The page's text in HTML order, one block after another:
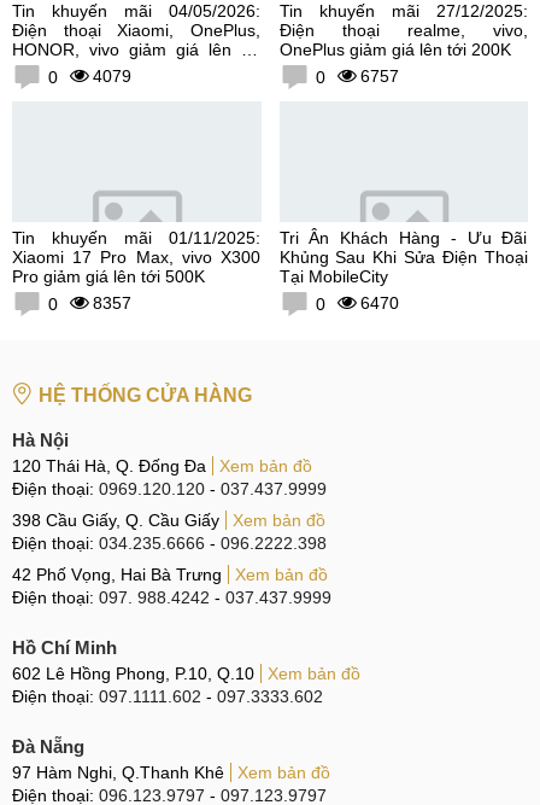
Tin khuyến mãi 04/05/2026:
Điện thoại Xiaomi, OnePlus,
HONOR, vivo giảm giá lên tới
300K0 4079
Tin khuyến mãi 27/12/2025:
Điện thoại realme, vivo,
OnePlus giảm giá lên tới 200K
0
6757
Tin khuyến mãi 01/11/2025:
Xiaomi 17 Pro Max, vivo X300
Pro giảm giá lên tới 500K
0
8357
Tri Ân Khách Hàng - Ưu Đãi
Khủng Sau Khi Sửa Điện Thoại
Tại MobileCity
0
6470
HỆ THỐNG CỬA HÀNG
Hà Nội
120 Thái Hà, Q. Đống Đa
Xem bản đồ
Điện thoại: 0969.120.120 - 037.437.9999
398 Cầu Giấy, Q. Cầu Giấy
Xem bản đồ
Điện thoại: 034.235.6666 - 096.2222.398
42 Phố Vọng, Hai Bà Trưng
Xem bản đồ
Điện thoại: 097. 988.4242 - 037.437.9999
Hồ Chí Minh
602 Lê Hồng Phong, P.10, Q.10
Xem bản đồ
Điện thoại: 097.1111.602 - 097.3333.602
Đà Nẵng
97 Hàm Nghi, Q.Thanh Khê
Xem bản đồ
Điện thoại: 096.123.9797 - 097.123.9797